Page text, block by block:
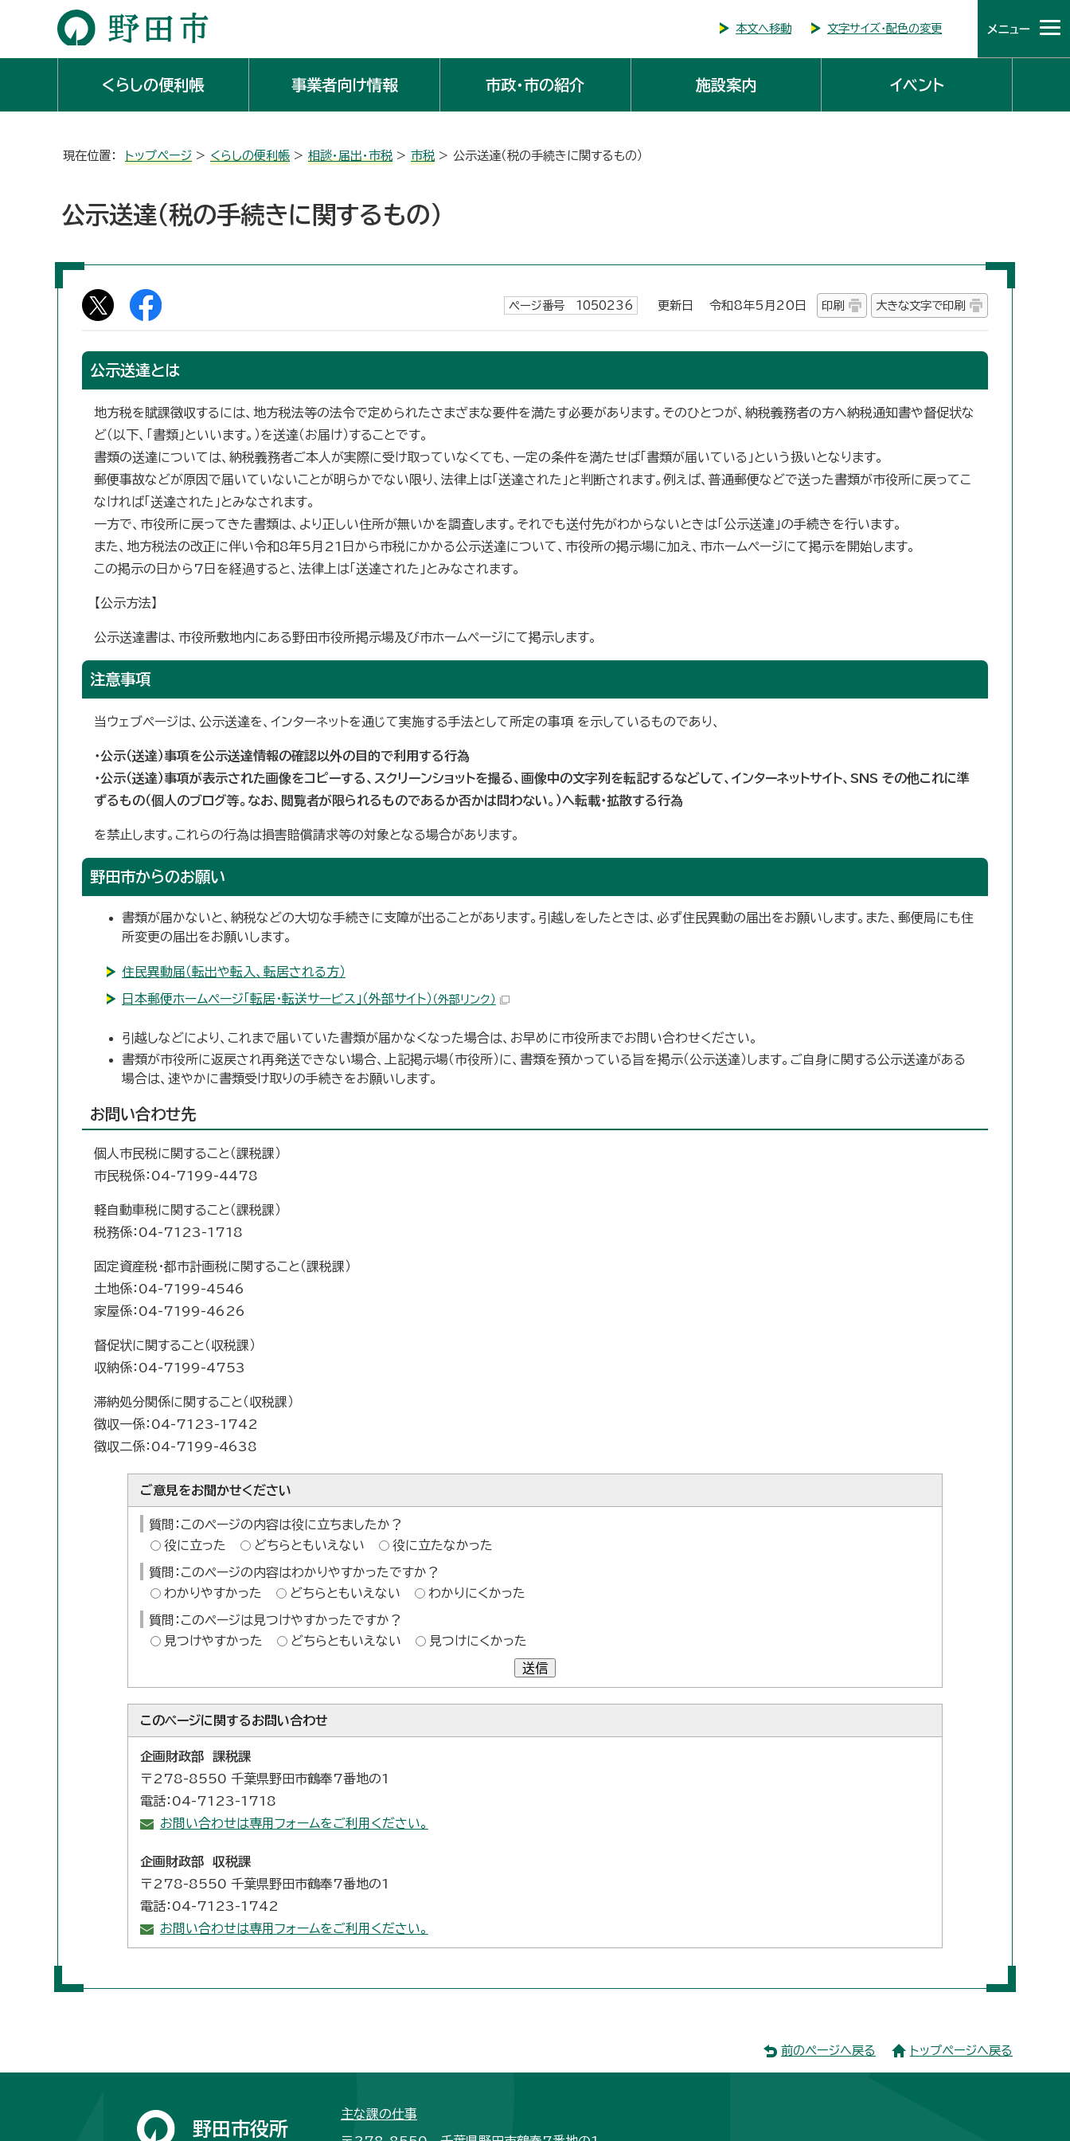
本文へ移動 文字サイズ・配色の変更 メニュー
くらしの便利帳 事業者向け情報 市政・市の紹介 施設案内 イベント
現在位置： トップページ > くらしの便利帳 > 相談・届出・市税 > 市税 > 公示送達（税の手続きに関するもの）
公示送達（税の手続きに関するもの）
ページ番号 1050236 更新日 令和8年5月20日 印刷 大きな文字で印刷
公示送達とは
地方税を賦課徴収するには、地方税法等の法令で定められたさまざまな要件を満たす必要があります。そのひとつが、納税義務者の方へ納税通知書や督促状な
ど（以下、「書類」といいます。）を送達（お届け）することです。
書類の送達については、納税義務者ご本人が実際に受け取っていなくても、一定の条件を満たせば「書類が届いている」という扱いとなります。
郵便事故などが原因で届いていないことが明らかでない限り、法律上は「送達された」と判断されます。例えば、普通郵便などで送った書類が市役所に戻ってこ
なければ「送達された」とみなされます。
一方で、市役所に戻ってきた書類は、より正しい住所が無いかを調査します。それでも送付先がわからないときは「公示送達」の手続きを行います。
また、地方税法の改正に伴い令和8年5月21日から市税にかかる公示送達について、市役所の掲示場に加え、市ホームページにて掲示を開始します。
この掲示の日から7日を経過すると、法律上は「送達された」とみなされます。
【公示方法】
公示送達書は、市役所敷地内にある野田市役所掲示場及び市ホームページにて掲示します。
注意事項
当ウェブページは、公示送達を、インターネットを通じて実施する手法として所定の事項 を示しているものであり、
・公示（送達）事項を公示送達情報の確認以外の目的で利用する行為
・公示（送達）事項が表示された画像をコピーする、スクリーンショットを撮る、画像中の文字列を転記するなどして、インターネットサイト、SNS その他これに準
ずるもの（個人のブログ等。なお、閲覧者が限られるものであるか否かは問わない。）へ転載・拡散する行為
を禁止します。これらの行為は損害賠償請求等の対象となる場合があります。
野田市からのお願い
書類が届かないと、納税などの大切な手続きに支障が出ることがあります。引越しをしたときは、必ず住民異動の届出をお願いします。また、郵便局にも住
所変更の届出をお願いします。
住民異動届（転出や転入、転居される方）
日本郵便ホームページ「転居・転送サービス」（外部サイト） （外部リンク）
引越しなどにより、これまで届いていた書類が届かなくなった場合は、お早めに市役所までお問い合わせください。
書類が市役所に返戻され再発送できない場合、上記掲示場（市役所）に、書類を預かっている旨を掲示（公示送達）します。ご自身に関する公示送達がある
場合は、速やかに書類受け取りの手続きをお願いします。
お問い合わせ先
個人市民税に関すること（課税課）
市民税係：04-7199-4478
軽自動車税に関すること（課税課）
税務係：04-7123-1718
固定資産税・都市計画税に関すること（課税課）
土地係：04-7199-4546
家屋係：04-7199-4626
督促状に関すること（収税課）
収納係：04-7199-4753
滞納処分関係に関すること（収税課）
徴収一係：04-7123-1742
徴収二係：04-7199-4638
ご意見をお聞かせください
質問：このページの内容は役に立ちましたか？
役に立った
どちらともいえない 役に立たなかった
質問：このページの内容はわかりやすかったですか？
わかりやすかった
どちらともいえない わかりにくかった
質問：このページは見つけやすかったですか？
見つけやすかった
どちらともいえない 見つけにくかった
送信
このページに関するお問い合わせ
企画財政部 課税課
〒278-8550 千葉県野田市鶴奉7番地の1
電話：04-7123-1718
お問い合わせは専用フォームをご利用ください。
企画財政部 収税課
〒278-8550 千葉県野田市鶴奉7番地の1
電話：04-7123-1742
お問い合わせは専用フォームをご利用ください。
前のページへ戻る トップページへ戻る
野田市役所
主な課の仕事